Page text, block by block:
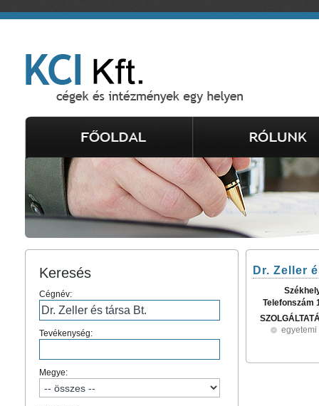
Keresés
Cégnév:
Tevékenység:
Megye:
Dr. Zeller
Telefonszám
egyetemi